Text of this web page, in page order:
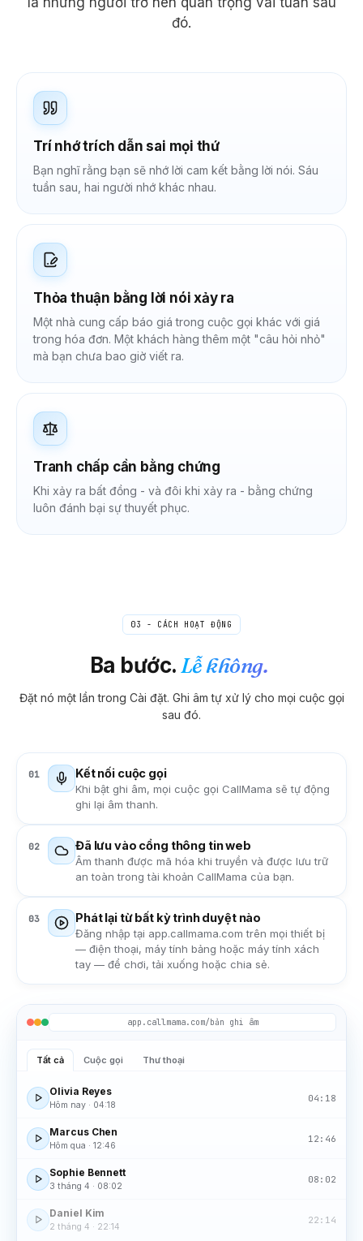
đó.
Trí nhớ trích dẫn sai mọi thứ
Bạn nghĩ rằng bạn sẽ nhớ lời cam kết bằng lời nói. Sáu
tuần sau, hai người nhớ khác nhau.
Thỏa thuận bằng lời nói xảy ra
Một nhà cung cấp báo giá trong cuộc gọi khác với giá
trong hóa đơn. Một khách hàng thêm một "câu hỏi nhỏ"
mà bạn chưa bao giờ viết ra.
Tranh chấp cần bằng chứng
Khi xảy ra bất đồng - và đôi khi xảy ra - bằng chứng
luôn đánh bại sự thuyết phục.
03 - CÁCH HOẠT ĐỘNG
Ba bước.Lễ không.
Đặt nó một lần trong Cài đặt. Ghi âm tự xử lý cho mọi cuộc gọi
sau đó.
01 Kết nối cuộc gọi
Khi bật ghi âm, mọi cuộc gọi CallMama sẽ tự động
ghi lại âm thanh.
02 Đã lưu vào cổng thông tin web
Âm thanh được mã hóa khi truyền và được lưu trữ
an toàn trong tài khoản CallMama của bạn.
03 Phát lại từ bất kỳ trình duyệt nào
Đăng nhập tại app.callmama.com trên mọi thiết bị
— điện thoại, máy tính bảng hoặc máy tính xách
tay — để chơi, tải xuống hoặc chia sẻ.
app.callmama.com/bản ghi âm
Tất cả Cuộc gọi Thư thoại
Olivia Reyes
Hôm nay · 04:18
04:18
Marcus Chen
Hôm qua · 12:46
12:46
Sophie Bennett
3 tháng 4 · 08:02
08:02
Daniel Kim
2 tháng 4 · 22:14
22:14